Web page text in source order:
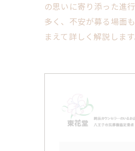
の思いに寄り添った進
多く、不安が募る場面
まえて詳しく解説しま